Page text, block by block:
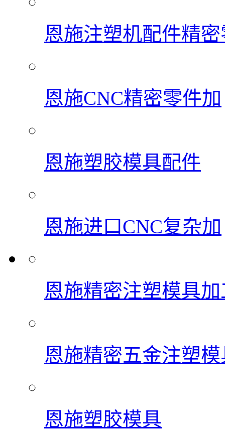
恩施注塑机配件精密
恩施CNC精密零件加
恩施塑胶模具配件
恩施进口CNC复杂加
恩施精密注塑模具加
恩施精密五金注塑模
恩施塑胶模具